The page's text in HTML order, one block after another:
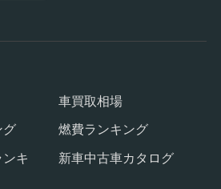
車買取相場
グ
燃費ランキング
キ
新車中古車カタログ